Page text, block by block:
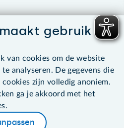
gebruik
van cookies om de website
analyseren. De gegevens die
zijn volledig anoniem.
ga je akkoord met het